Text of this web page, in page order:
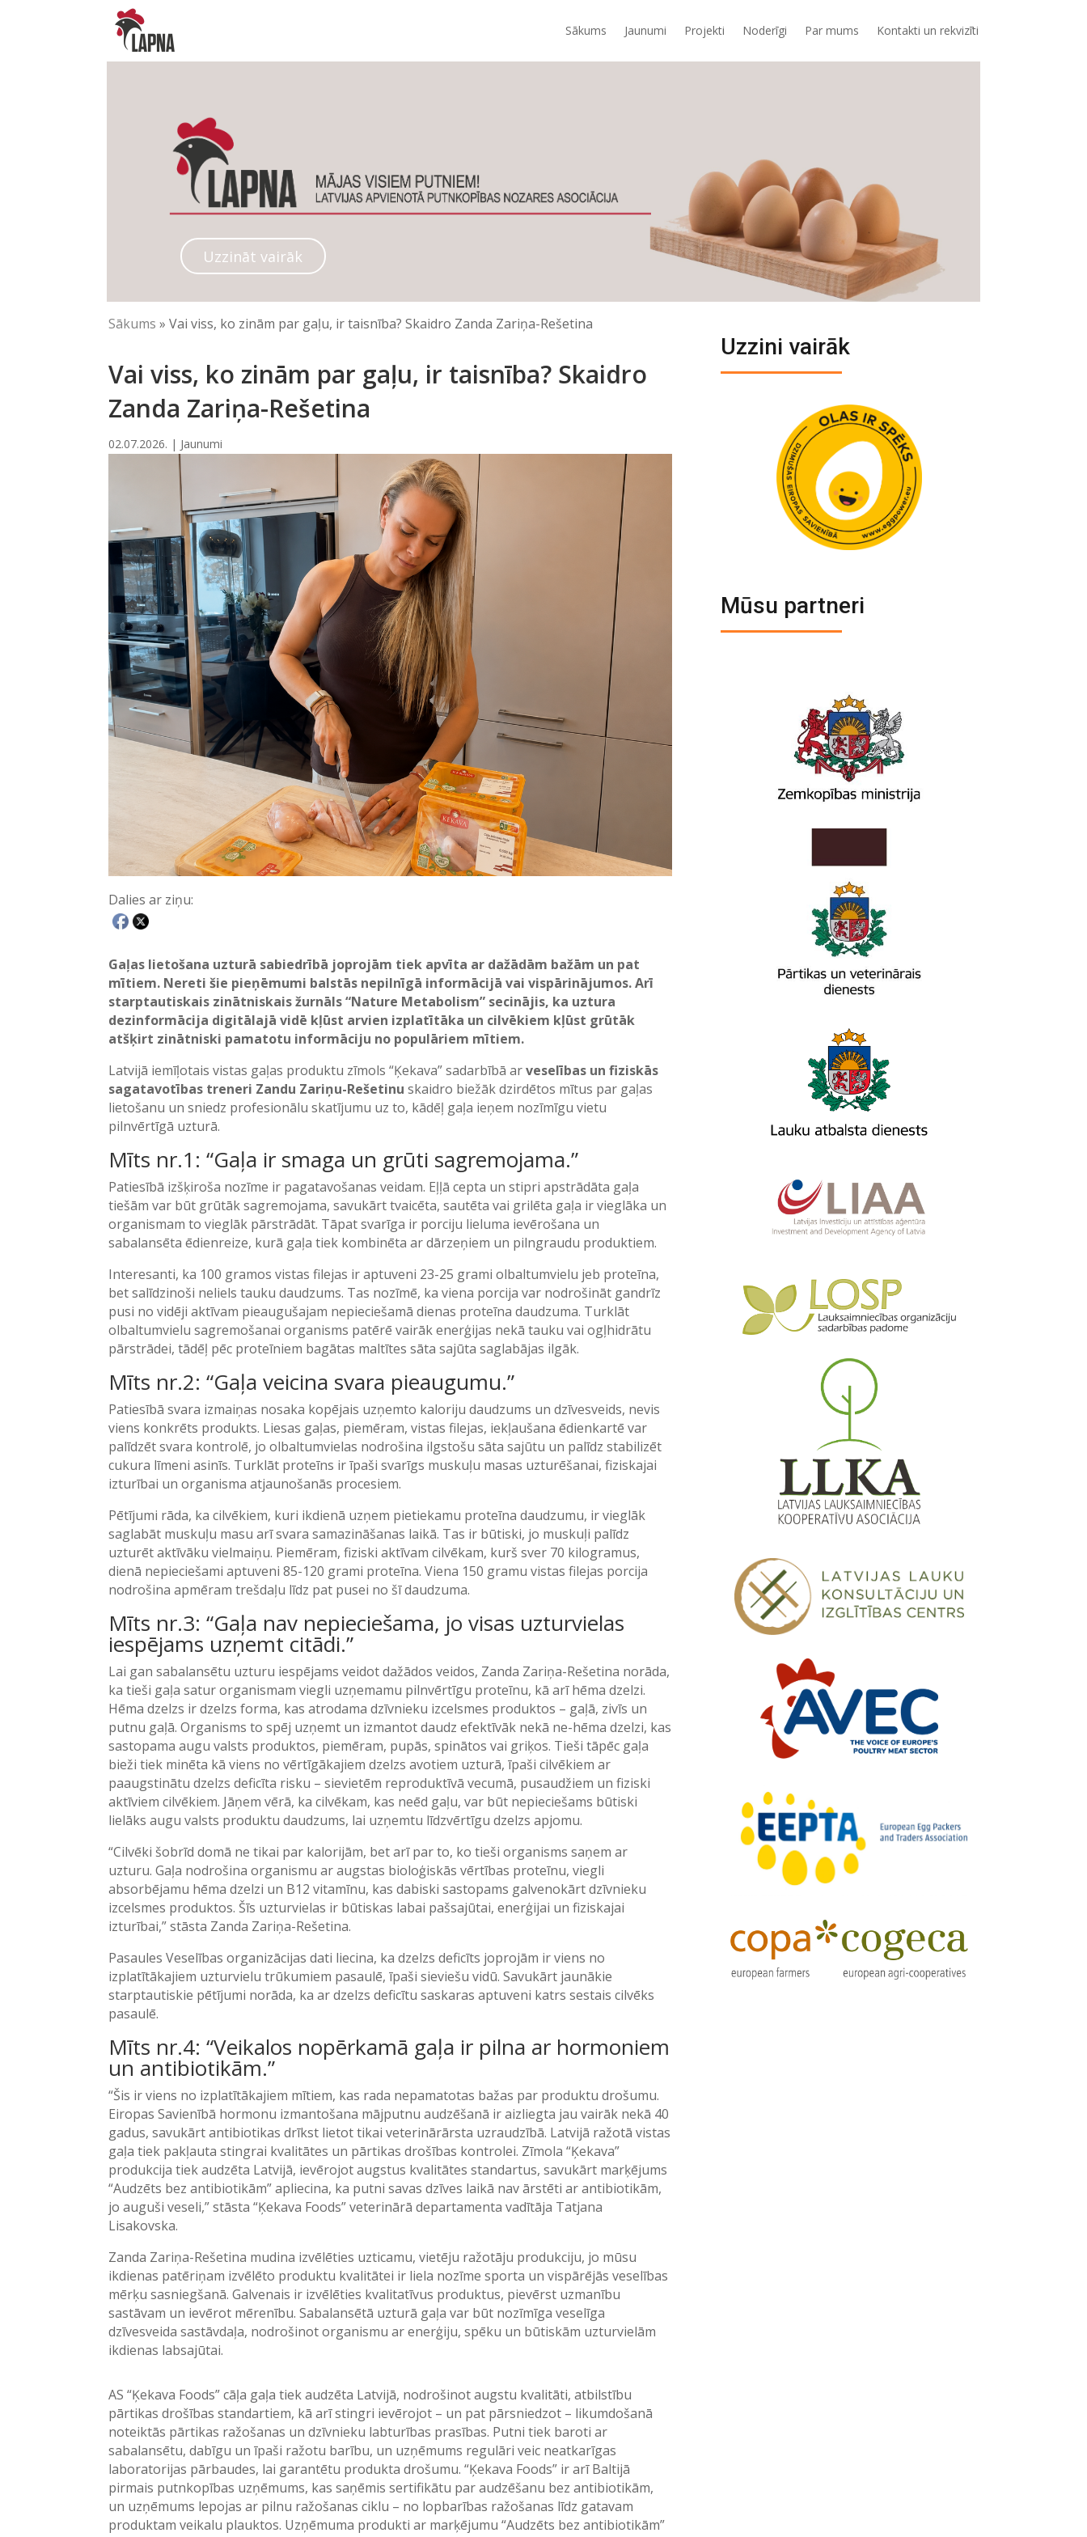
Sākums Jaunumi Projekti Noderīgi Par mums Kontakti un rekvizīti
Uzzināt vairāk
Sākums »Vai viss, ko zinām par gaļu, ir taisnība? Skaidro Zanda Zariņa-Rešetina
Vai viss, ko zinām par gaļu, ir taisnība? Skaidro
Zanda Zariņa-Rešetina
02.07.2026. | Jaunumi
Dalies ar ziņu:
Gaļas lietošana uzturā sabiedrībā joprojām tiek apvīta ar dažādām bažām un pat
mītiem. Nereti šie pieņēmumi balstās nepilnīgā informācijā vai vispārinājumos. Arī
starptautiskais zinātniskais žurnāls “Nature Metabolism” secinājis, ka uztura
dezinformācija digitālajā vidē kļūst arvien izplatītāka un cilvēkiem kļūst grūtāk
atšķirt zinātniski pamatotu informāciju no populāriem mītiem.
Latvijā iemīļotais vistas gaļas produktu zīmols “Ķekava” sadarbībā arveselības un fiziskās
sagatavotības treneri Zandu Zariņu-Rešetinu skaidro biežāk dzirdētos mītus par gaļas
lietošanu un sniedz profesionālu skatījumu uz to, kādēļ gaļa ieņem nozīmīgu vietu
pilnvērtīgā uzturā.
Mīts nr.1: “Gaļa ir smaga un grūti sagremojama.”
Patiesībā izšķiroša nozīme ir pagatavošanas veidam. Eļļā cepta un stipri apstrādāta gaļa
tiešām var būt grūtāk sagremojama, savukārt tvaicēta, sautēta vai grilēta gaļa ir vieglāka un
organismam to vieglāk pārstrādāt. Tāpat svarīga ir porciju lieluma ievērošana un
sabalansēta ēdienreize, kurā gaļa tiek kombinēta ar dārzeņiem un pilngraudu produktiem.
Interesanti, ka 100 gramos vistas filejas ir aptuveni 23-25 grami olbaltumvielu jeb proteīna,
bet salīdzinoši neliels tauku daudzums. Tas nozīmē, ka viena porcija var nodrošināt gandrīz
pusi no vidēji aktīvam pieaugušajam nepieciešamā dienas proteīna daudzuma. Turklāt
olbaltumvielu sagremošanai organisms patērē vairāk enerģijas nekā tauku vai ogļhidrātu
pārstrādei, tādēļ pēc proteīniem bagātas maltītes sāta sajūta saglabājas ilgāk.
Mīts nr.2: “Gaļa veicina svara pieaugumu.”
Patiesībā svara izmaiņas nosaka kopējais uzņemto kaloriju daudzums un dzīvesveids, nevis
viens konkrēts produkts. Liesas gaļas, piemēram, vistas filejas, iekļaušana ēdienkartē var
palīdzēt svara kontrolē, jo olbaltumvielas nodrošina ilgstošu sāta sajūtu un palīdz stabilizēt
cukura līmeni asinīs. Turklāt proteīns ir īpaši svarīgs muskuļu masas uzturēšanai, fiziskajai
izturībai un organisma atjaunošanās procesiem.
Pētījumi rāda, ka cilvēkiem, kuri ikdienā uzņem pietiekamu proteīna daudzumu, ir vieglāk
saglabāt muskuļu masu arī svara samazināšanas laikā. Tas ir būtiski, jo muskuļi palīdz
uzturēt aktīvāku vielmaiņu. Piemēram, fiziski aktīvam cilvēkam, kurš sver 70 kilogramus,
dienā nepieciešami aptuveni 85-120 grami proteīna. Viena 150 gramu vistas filejas porcija
nodrošina apmēram trešdaļu līdz pat pusei no šī daudzuma.
Mīts nr.3: “Gaļa nav nepieciešama, jo visas uzturvielas
iespējams uzņemt citādi.”
Lai gan sabalansētu uzturu iespējams veidot dažādos veidos, Zanda Zariņa-Rešetina norāda,
ka tieši gaļa satur organismam viegli uzņemamu pilnvērtīgu proteīnu, kā arī hēma dzelzi.
Hēma dzelzs ir dzelzs forma, kas atrodama dzīvnieku izcelsmes produktos – gaļā, zivīs un
putnu gaļā. Organisms to spēj uzņemt un izmantot daudz efektīvāk nekā ne-hēma dzelzi, kas
sastopama augu valsts produktos, piemēram, pupās, spinātos vai griķos. Tieši tāpēc gaļa
bieži tiek minēta kā viens no vērtīgākajiem dzelzs avotiem uzturā, īpaši cilvēkiem ar
paaugstinātu dzelzs deficīta risku – sievietēm reproduktīvā vecumā, pusaudžiem un fiziski
aktīviem cilvēkiem. Jāņem vērā, ka cilvēkam, kas neēd gaļu, var būt nepieciešams būtiski
lielāks augu valsts produktu daudzums, lai uzņemtu līdzvērtīgu dzelzs apjomu.
“Cilvēki šobrīd domā ne tikai par kalorijām, bet arī par to, ko tieši organisms saņem ar
uzturu. Gaļa nodrošina organismu ar augstas bioloģiskās vērtības proteīnu, viegli
absorbējamu hēma dzelzi un B12 vitamīnu, kas dabiski sastopams galvenokārt dzīvnieku
izcelsmes produktos. Šīs uzturvielas ir būtiskas labai pašsajūtai, enerģijai un fiziskajai
izturībai,” stāsta Zanda Zariņa-Rešetina.
Pasaules Veselības organizācijas dati liecina, ka dzelzs deficīts joprojām ir viens no
izplatītākajiem uzturvielu trūkumiem pasaulē, īpaši sieviešu vidū. Savukārt jaunākie
starptautiskie pētījumi norāda, ka ar dzelzs deficītu saskaras aptuveni katrs sestais cilvēks
pasaulē.
Mīts nr.4: “Veikalos nopērkamā gaļa ir pilna ar hormoniem
un antibiotikām.”
“Šis ir viens no izplatītākajiem mītiem, kas rada nepamatotas bažas par produktu drošumu.
Eiropas Savienībā hormonu izmantošana mājputnu audzēšanā ir aizliegta jau vairāk nekā 40
gadus, savukārt antibiotikas drīkst lietot tikai veterinārārsta uzraudzībā. Latvijā ražotā vistas
gaļa tiek pakļauta stingrai kvalitātes un pārtikas drošības kontrolei. Zīmola “Ķekava”
produkcija tiek audzēta Latvijā, ievērojot augstus kvalitātes standartus, savukārt marķējums
“Audzēts bez antibiotikām” apliecina, ka putni savas dzīves laikā nav ārstēti ar antibiotikām,
jo auguši veseli,” stāsta “Ķekava Foods” veterinārā departamenta vadītāja Tatjana
Lisakovska.
Zanda Zariņa-Rešetina mudina izvēlēties uzticamu, vietēju ražotāju produkciju, jo mūsu
ikdienas patēriņam izvēlēto produktu kvalitātei ir liela nozīme sporta un vispārējās veselības
mērķu sasniegšanā. Galvenais ir izvēlēties kvalitatīvus produktus, pievērst uzmanību
sastāvam un ievērot mērenību. Sabalansētā uzturā gaļa var būt nozīmīga veselīga
dzīvesveida sastāvdaļa, nodrošinot organismu ar enerģiju, spēku un būtiskām uzturvielām
ikdienas labsajūtai.
AS “Ķekava Foods” cāļa gaļa tiek audzēta Latvijā, nodrošinot augstu kvalitāti, atbilstību
pārtikas drošības standartiem, kā arī stingri ievērojot – un pat pārsniedzot – likumdošanā
noteiktās pārtikas ražošanas un dzīvnieku labturības prasības. Putni tiek baroti ar
sabalansētu, dabīgu un īpaši ražotu barību, un uzņēmums regulāri veic neatkarīgas
laboratorijas pārbaudes, lai garantētu produkta drošumu. “Ķekava Foods” ir arī Baltijā
pirmais putnkopības uzņēmums, kas saņēmis sertifikātu par audzēšanu bez antibiotikām,
un uzņēmums lepojas ar pilnu ražošanas ciklu – no lopbarības ražošanas līdz gatavam
produktam veikalu plauktos. Uzņēmuma produkti ar marķējumu “Audzēts bez antibiotikām”
Uzzini vairāk
Mūsu partneri